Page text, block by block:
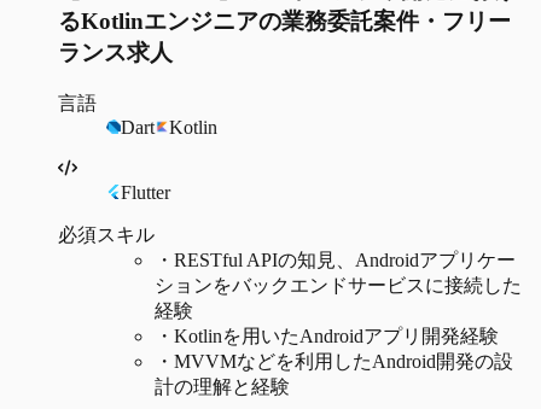
るKotlinエンジニアの業務委託案件・フリー
ランス求人
言語
Dart
Kotlin
Flutter
必須スキル
・ RESTful APIの知見、Androidアプリケー
ションをバックエンドサービスに接続した
経験
・ Kotlinを用いたAndroidアプリ開発経験
・ MVVMなどを利用したAndroid開発の設
計の理解と経験